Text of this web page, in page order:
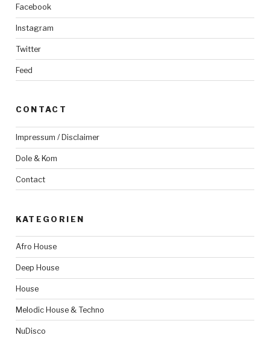
Facebook
Instagram
Twitter
Feed
CONTACT
Impressum / Disclaimer
Dole & Kom
Contact
KATEGORIEN
Afro House
Deep House
House
Melodic House & Techno
NuDisco